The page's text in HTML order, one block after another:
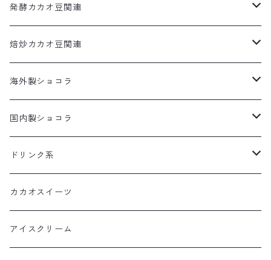
カカオだま
コールドチョコレート
発酵カカオ豆関連
カカオだま
発酵カカオ豆
焙炒カカオ豆関連
カカオだま
海外製ショコラ
板チョコレート
ボンボンショコラ
国内製ショコラ
板チョコレート
ボンボンショコラ
ドリンク系
カカオドリンク
ティー
カカオスイーツ
アイスクリーム